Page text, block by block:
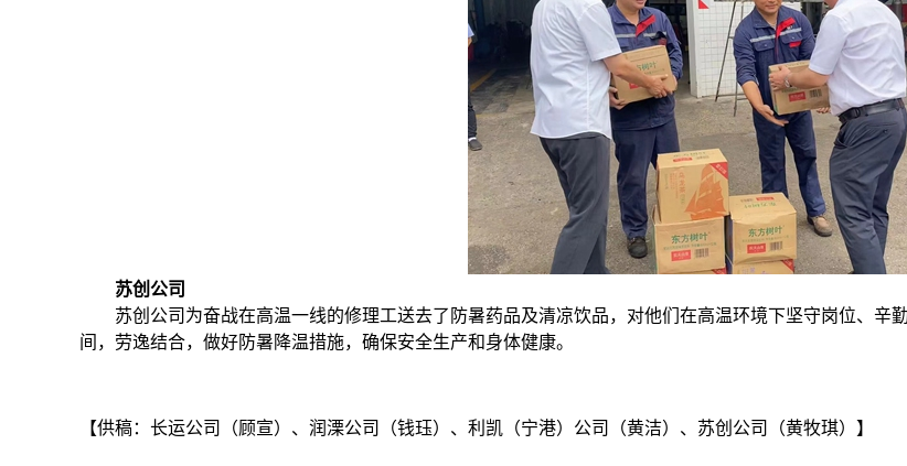
苏创公司
苏创公司为奋战在高温一线的修理工送去了防暑药品及清凉饮品，对他们在高温环境下坚守岗位、
间，劳逸结合，做好防暑降温措施，确保安全生产和身体健康。
【供稿：长运公司（顾宣）、润溧公司（钱珏）、利凯（宁港）公司（黄洁）、苏创公司（黄牧琪）】